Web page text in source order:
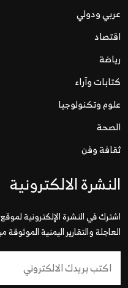
عربي ودولي
اقتصاد
رياضة
كتابات وآراء
علوم وتكنولوجيا
الصحة
ثقافة وفن
النشرة الالكترونية
اشترك في النشرة الإلكترونية
العاجلة والتقارير اليمنية